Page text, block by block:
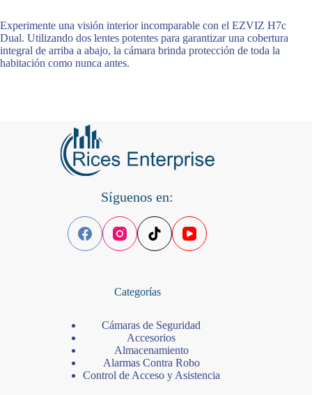
Experimente una visión interior incomparable con el EZVIZ H7c
Dual. Utilizando dos lentes potentes para garantizar una cobertura
integral de arriba a abajo, la cámara brinda protección de toda la
habitación como nunca antes.
Síguenos en:
Categorías
Cámaras de Seguridad
Accesorios
Almacenamiento
Alarmas Contra Robo
Control de Acceso y Asistencia